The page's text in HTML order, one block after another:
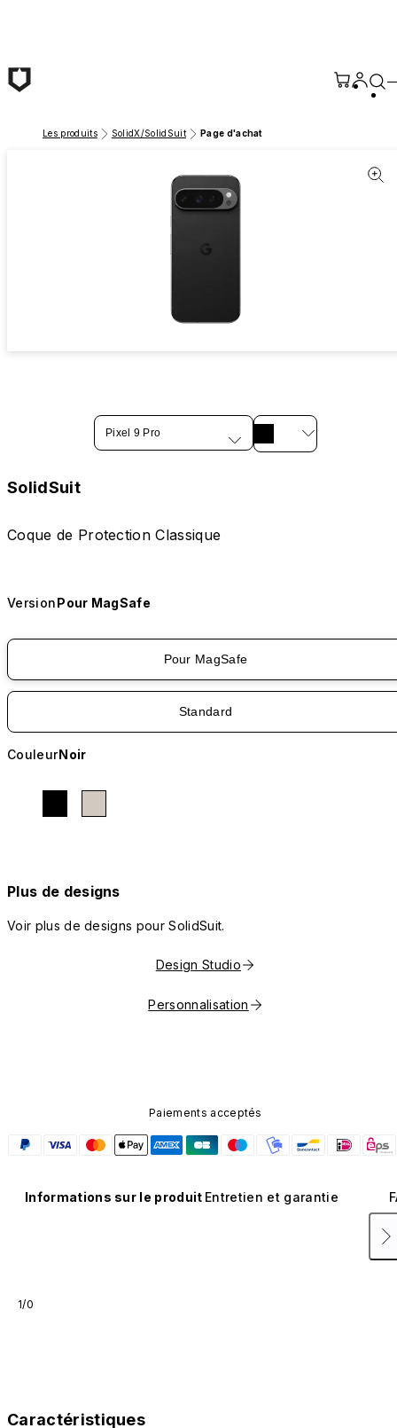
Les produits SolidX/SolidSuit Page d'achat
Pixel 9 Pro
SolidSuit
Coque de Protection Classique
VersionPour MagSafe
Pour MagSafe
Standard
CouleurNoir
Plus de designs
Voir plus de designs pour SolidSuit.
Design Studio
Personnalisation
Paiements acceptés
Informations sur le produit Entretien et garantie
1/0
Caractéristiques